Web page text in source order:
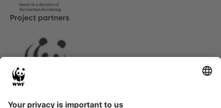
Project partners